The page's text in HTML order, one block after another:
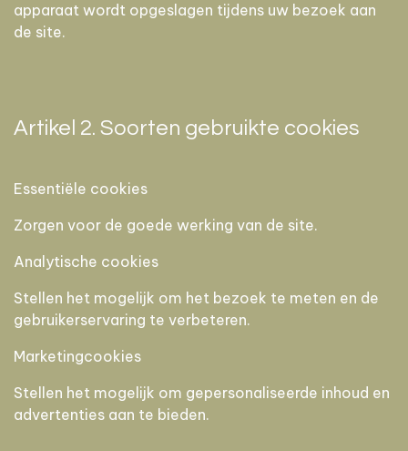
apparaat wordt opgeslagen tijdens uw bezoek aan
de site.
Artikel 2. Soorten gebruikte cookies
Essentiële cookies
Zorgen voor de goede werking van de site.
Analytische cookies
Stellen het mogelijk om het bezoek te meten en de
gebruikerservaring te verbeteren.
Marketingcookies
Stellen het mogelijk om gepersonaliseerde inhoud en
advertenties aan te bieden.